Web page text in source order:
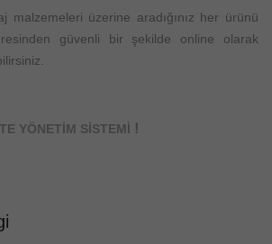
malzemeleri üzerine aradığınız her ürünü
güvenli bir şekilde online olarak
YÖNETİM SİSTEMİ !